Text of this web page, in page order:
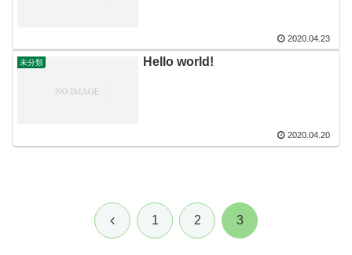
2020.04.23
未分類 Hello world!
2020.04.20
前 1 2 3